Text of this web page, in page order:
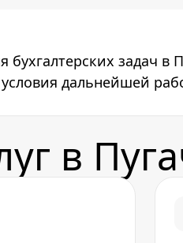
задач
дальнейшей
в